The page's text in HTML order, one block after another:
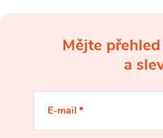
Mějte
a
E-mail